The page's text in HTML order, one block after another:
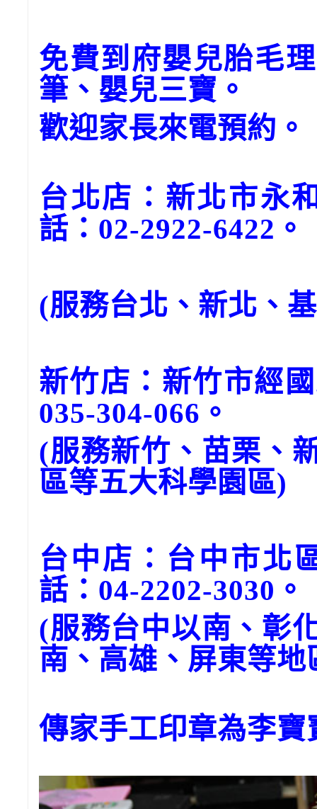
免費到府嬰兒胎毛
筆、嬰兒三寶。
歡迎家長來電預約。
台北店：新北市永
話：02-2922-6422。
(服務台北、新北、
新竹店：新竹市經
035-304-066。
(服務新竹、苗栗、
區等五大科學園區)
台中店：台中市北
話：04-2202-3030。
(服務台中以南、彰
南、高雄、屏東等地
傳家手工印章為李